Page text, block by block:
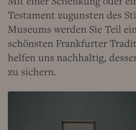
Testament zugunsten des
Museums werden Sie Teil
schönsten Frankfurter
helfen uns nachhaltig,
zu sichern.